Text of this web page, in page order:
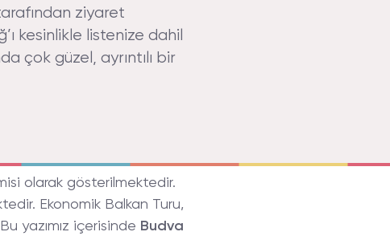
ziyaret
kesinlikle listenize dahil
çok güzel, ayrıntılı bir
olarak gösterilmektedir.
Ekonomik Balkan Turu,
yazımız içerisinde Budva